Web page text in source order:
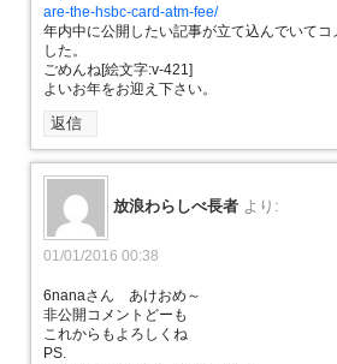
are-the-hsbc-card-atm-fee/
年内中に公開したい記事が立て込んでいてコ
した。
ごめんね[絵文字:v-421]
よいお年をお迎え下さい。
返信
放浪わらしべ長者 より:
01/01/2016 00:38
6nanaさん あけおめ～
非公開コメントどーも
これからもよろしくね
PS.